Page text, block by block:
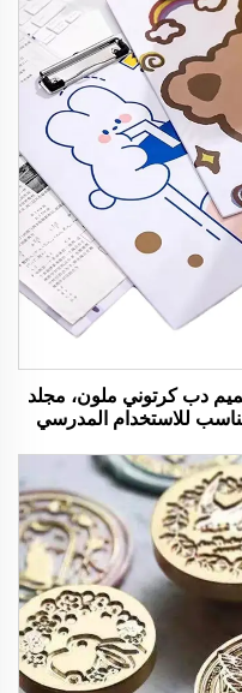
دب كرتوني ملون، مجلد
للاستخدام المدرسي